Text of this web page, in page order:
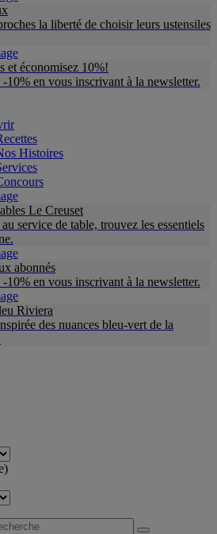
la liberté de choisir leurs ustensiles
et économisez 10%!
10% en vous inscrivant à la newsletter.
Histoires
Le Creuset
service de table, trouvez les essentiels
abonnés
10% en vous inscrivant à la newsletter.
Riviera
des nuances bleu-vert de la